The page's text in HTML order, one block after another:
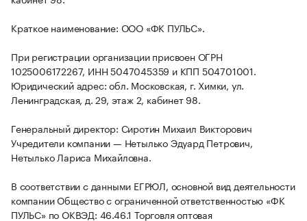
Краткое наименование: ООО «ФК ПУЛЬС».
При регистрации организации присвоен ОГРН
1025006172267, ИНН 5047045359 и КПП 504701001.
Юридический адрес: обл. Московская, г. Химки, ул.
Ленинградская, д. 29, этаж 2, кабинет 98.
Генеральный директор: Сиротин Михаил Викторович
Учредители компании — Нетылько Эдуард Петрович,
Нетылько Лариса Михайловна.
В соответствии с данными ЕГРЮЛ, основной вид деятельности
компании Общество с ограниченной ответственностью «ФК
ПУЛЬС» по ОКВЭД: 46.46.1 Торговля оптовая